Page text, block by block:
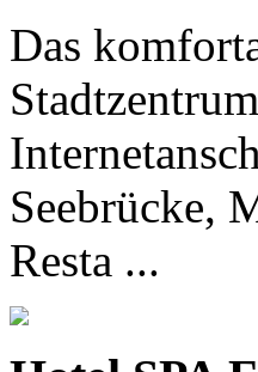
Das
Seebrücke,
Resta ...